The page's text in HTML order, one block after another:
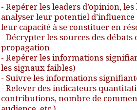
- Repérer les leaders d’opinion,
analyser leur potentiel d’influence
leur capacité à se constituer en
- Décrypter les sources des débats
propagation
- Repérer les informations
les signaux faibles)
- Suivre les informations
- Relever des indicateurs
contributions, nombre de